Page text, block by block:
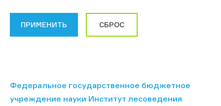
Федеральное государственное бюджетное
учреждение науки Институт лесоведения